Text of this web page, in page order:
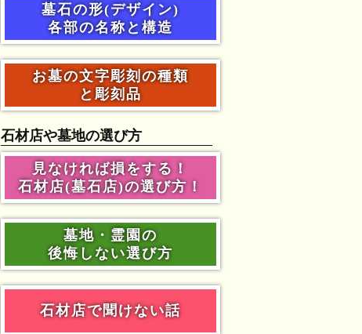
墓石の形(デザイン)
各部の名称と構造
お墓の文字彫刻の種類
と彫刻品
石材店や墓地の選び方
見なければ損をする！
石材店(墓石店)の選び方！
墓地・霊園の
後悔しない選び方
石材店で聞けない話